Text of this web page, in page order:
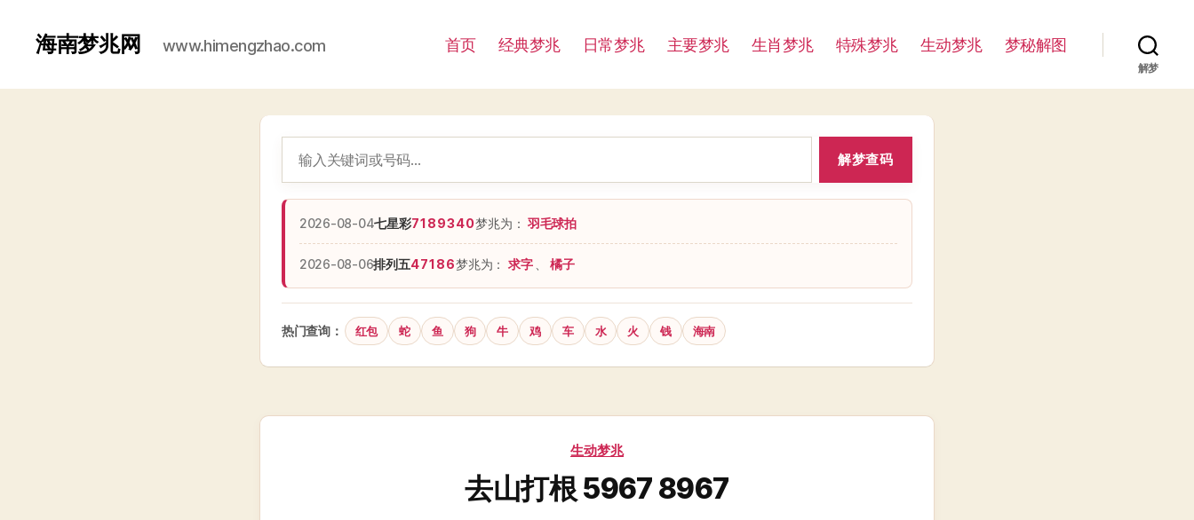
海南梦兆网 www.himengzhao.com 首页 经典梦兆 日常梦兆 主要梦兆 生肖梦兆 特殊梦兆 生动梦兆 梦秘解图
解梦
解梦查码
2026-08-04七星彩7189340梦兆为：羽毛球拍
2026-08-06排列五47186梦兆为： 求字 橘子
热门查询： 红包 蛇 鱼 狗 牛 鸡 车 水 火 钱 海南
分
生动梦兆
去山打根 5967 8967